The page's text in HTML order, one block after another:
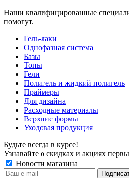
Наши квалифицированные
помогут.
Гель-лаки
Однофазная система
Базы
Топы
Гели
Полигель и жидкий полигель
Праймеры
Для дизайна
Расходные материалы
Верхние формы
Уходовая продукция
Будьте всегда в курсе!
Узнавайте о скидках и акциях
Новости магазина